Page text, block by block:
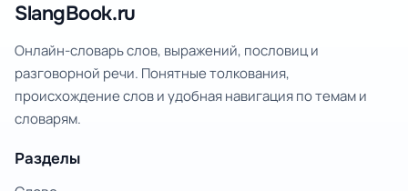
SlangBook.ru
Онлайн-словарь слов, выражений, пословиц и
разговорной речи. Понятные толкования,
происхождение слов и удобная навигация по темам и
словарям.
Разделы